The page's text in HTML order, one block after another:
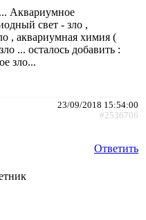
Аквариумное
свет - зло ,
, аквариумная химия (
... осталось добавить :
зло...
23/09/2018 15:54:00
#2536706
Ответить